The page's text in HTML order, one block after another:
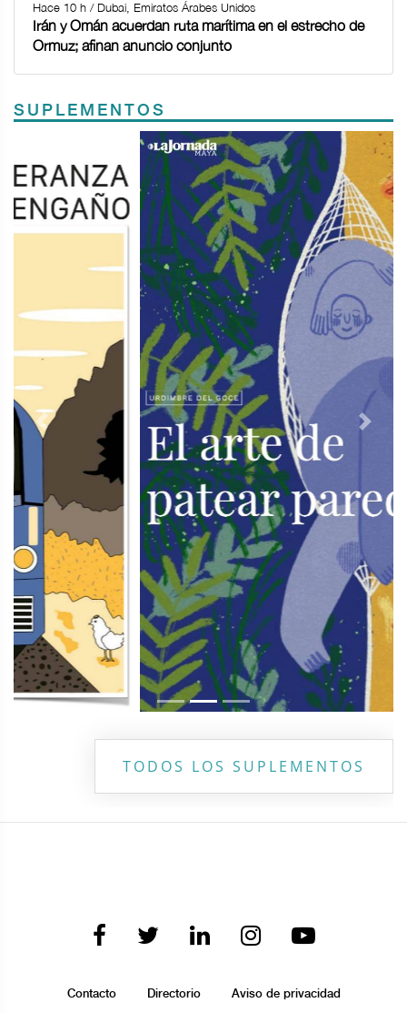
Hace 10 h / Dubai, Emiratos Árabes Unidos
Irán y Omán acuerdan ruta marítima en el estrecho de
Ormuz; afinan anuncio conjunto
SUPLEMENTOS
Previous Next
TODOS LOS SUPLEMENTOS
Contacto Directorio Aviso de privacidad